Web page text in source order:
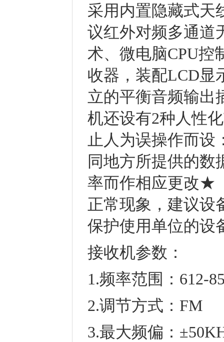
采用内置隐藏式天
议红外对频多通道
术、微电脑CPU控
收器，装配LCD显
立的平衡音频输出
机还设有2种人性
止人为误操作而
同地方所提供的数
率而作相应更改★
正常现象，建议设
保护使用单位的设
接收机参数：
1.频率范围：612-
2.调节方式：FM
3.最大频偏：